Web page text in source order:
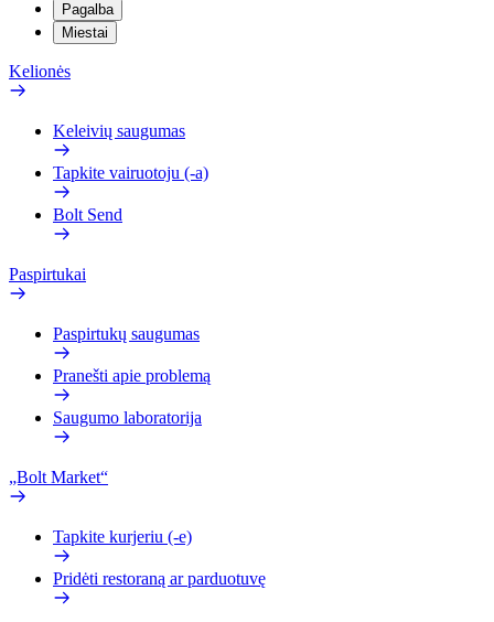
Pagalba
Miestai
Kelionės
Keleivių saugumas
Tapkite vairuotoju (-a)
Bolt Send
Paspirtukai
Paspirtukų saugumas
Pranešti apie problemą
Saugumo laboratorija
„Bolt Market“
Tapkite kurjeriu (-e)
Pridėti restoraną ar parduotuvę